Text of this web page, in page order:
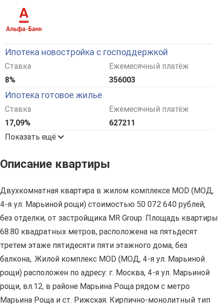
Ипотека новостройка с господдержкой
Ставка
8%
Ежемесячный платёж
356003
Ипотека готовое жилье
Ставка
17,09%
Ежемесячный платёж
627211
Показать ещё
Описание квартиры
Двухкомнатная квартира в жилом комплексе MOD (МОД,
4-я ул. Марьиной рощи) стоимостью 50 072 640 рублей,
без отделки, от застройщика MR Group. Площадь квартиры
68.80 квадратных метров, расположена на пятьдесят
третем этаже пятидесяти пяти этажного дома, без
балкона,. Жилой комплекс MOD (МОД, 4-я ул. Марьиной
рощи) расположен по адресу: г. Москва, 4-я ул. Марьиной
рощи, вл.12, в районе Марьина Роща рядом с метро
Марьина Роща и ст. Рижская. Кирпично-монолитный тип